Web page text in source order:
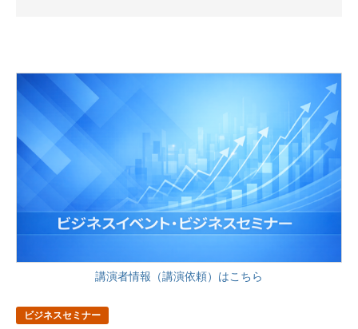
講演者情報（講演依頼）はこちら
ビジネスセミナー